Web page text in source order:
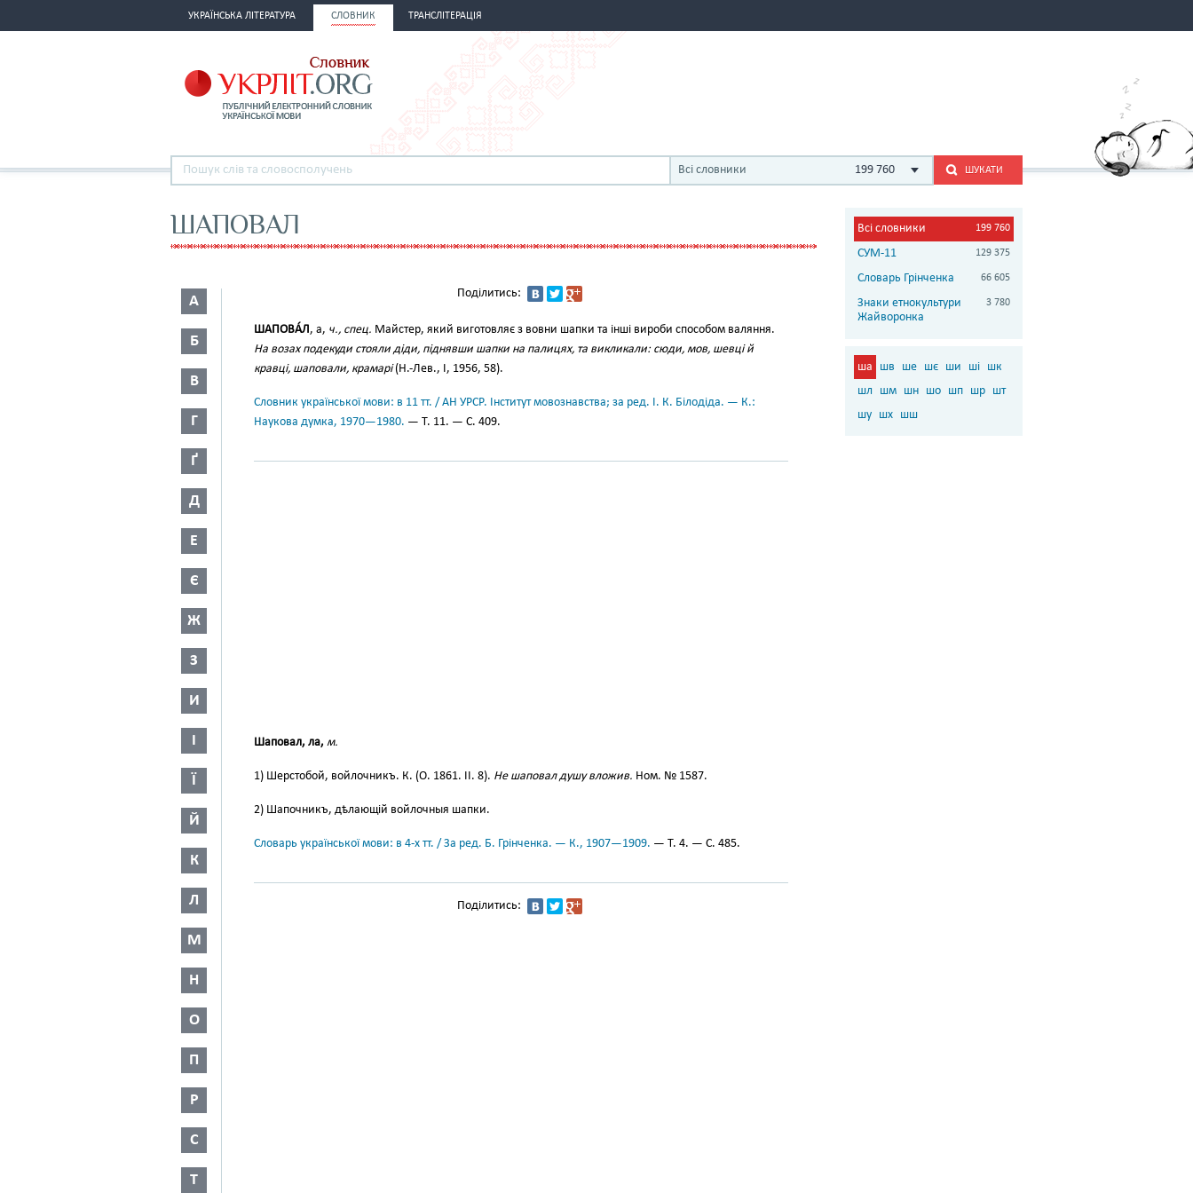
УКРАЇНСЬКА ЛІТЕРАТУРА СЛОВНИК ТРАНСЛІТЕРАЦІЯ
Всі словники 199 760 ШУКАТИ
ШАПОВАЛ
А
Б
В
Г
Ґ
Д
Е
Є
Ж
З
И
І
Ї
Й
К
Л
М
Н
О
П
Р
С
Т
Поділитись:
ШАПОВА́Л, а, ч., спец. Майстер, який виготовляє з вовни шапки та інші вироби способом валяння.
На возах подекуди стояли діди, піднявши шапки на палицях, та викликали: сюди, мов, шевці й
кравці, шаповали, крамарі(Н.-Лев., І, 1956, 58).
Словник української мови: в 11 тт. / АН УРСР. Інститут мовознавства; за ред. І. К. Білодіда. — К.:
Наукова думка, 1970—1980. — Т. 11. — С. 409.
Шаповал, ла, м.
1) Шерстобой, войлочникъ. К. (О. 1861. II. 8). Не шаповал душу вложив. Ном. № 1587.
2) Шапочникъ, дѣлающій войлочныя шапки.
Словарь української мови: в 4-х тт. / За ред. Б. Грінченка. — К., 1907—1909. — Т. 4. — С. 485.
Поділитись:
Всі словники 199 760
СУМ-11 129 375
Словарь Грінченка 66 605
Знаки етнокультури
Жайворонка
3 780
ша шв ше шє ши ші шк
шл
шм шн шо шп шр шт
шу шх шш